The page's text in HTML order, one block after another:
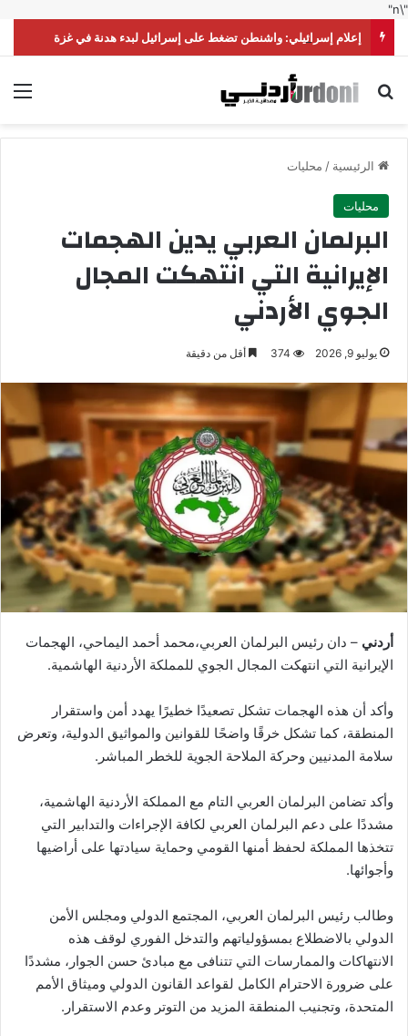
"\n"
إعلام إسرائيلي: واشنطن تضغط على إسرائيل لبدء هدنة في غزة
بحث عن
الرئيسية / محليات
محليات
البرلمان العربي يدين الهجمات
الإيرانية التي انتهكت المجال
الجوي الأردني
يوليو 9, 2026 374 أقل من دقيقة
أردني – دان رئيس البرلمان العربي،محمد أحمد اليماحي، الهجمات
الإيرانية التي انتهكت المجال الجوي للمملكة الأردنية الهاشمية.
وأكد أن هذه الهجمات تشكل تصعيدًا خطيرًا يهدد أمن واستقرار
المنطقة، كما تشكل خرقًا واضحًا للقوانين والمواثيق الدولية، وتعرض
سلامة المدنيين وحركة الملاحة الجوية للخطر المباشر.
وأكد تضامن البرلمان العربي التام مع المملكة الأردنية الهاشمية،
مشددًا على دعم البرلمان العربي لكافة الإجراءات والتدابير التي
تتخذها المملكة لحفظ أمنها القومي وحماية سيادتها على أراضيها
وأجوائها.
وطالب رئيس البرلمان العربي، المجتمع الدولي ومجلس الأمن
الدولي بالاضطلاع بمسؤولياتهم والتدخل الفوري لوقف هذه
الانتهاكات والممارسات التي تتنافى مع مبادئ حسن الجوار، مشددًا
على ضرورة الاحترام الكامل لقواعد القانون الدولي وميثاق الأمم
المتحدة، وتجنيب المنطقة المزيد من التوتر وعدم الاستقرار.